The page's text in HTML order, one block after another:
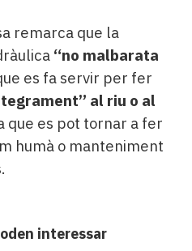
remarca que la
“no malbarata
es fa servir per fer
al riu o al
que es pot tornar a fer
humà o manteniment
interessar